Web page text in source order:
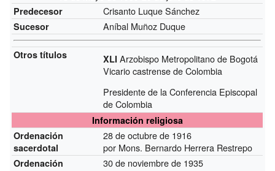
Predecesor Crisanto Luque Sánchez
Sucesor Aníbal Muñoz Duque
Otros títulos XLI Arzobispo Metropolitano de Bogotá
Vicario castrense de Colombia
Presidente de la Conferencia Episcopal
de Colombia
Información religiosa
Ordenación
sacerdotal
28 de octubre de 1916
por Mons. Bernardo Herrera Restrepo
Ordenación
30 de noviembre de 1935